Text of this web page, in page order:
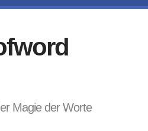
Magie der Worte